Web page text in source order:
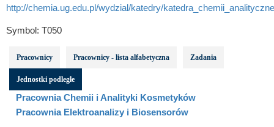
http://chemia.ug.edu.pl/wydzial/katedry/
Symbol: T050
Pracownicy Pracownicy - lista alfabetyczna Zadania
Jednostki podległe
Pracownia Chemii i Analityki Kosmetyków
Pracownia Elektroanalizy i Biosensorów